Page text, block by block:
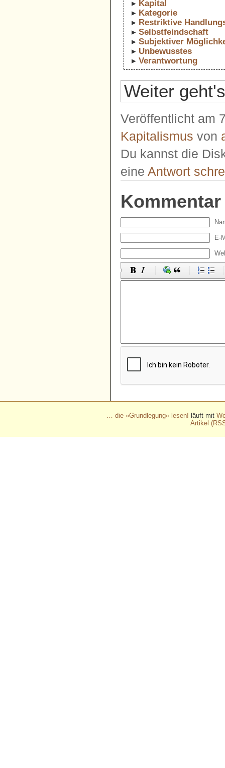
Kapital
Kategorie
Restriktive
Selbstfeindschaft
Subjektiver
Unbewusstes
Verantwortung
Weiter
Veröffentlicht am
Kapitalismus von
Du kannst die
eineAntwort
Kommentar
E-
… die »Grundlegung« lesen! läuft mit
Artikel